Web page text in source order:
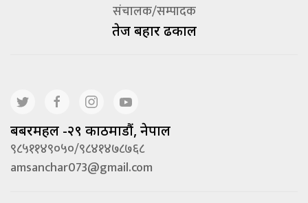
संचालक/सम्पादक
तेज बहादूर ढकाल
बबरमहल -२९ काठमाडौं, नेपाल
९८५११४९०५०/९८४१४७८७६८
amsanchar073@gmail.com